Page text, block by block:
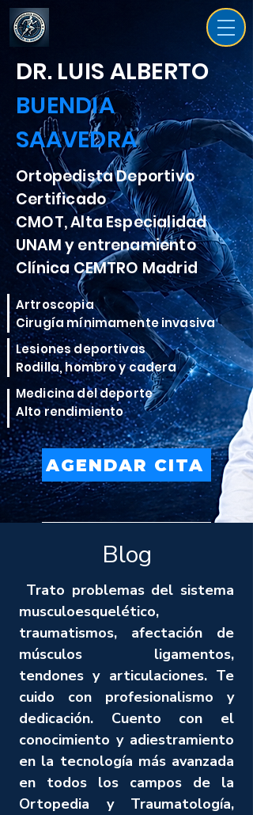
DR. LUIS ALBERTO
BUENDIA
SAAVEDRA
Ortopedista Deportivo
Certificado
CMOT, Alta Especialidad
UNAM y entrenamiento
Clínica CEMTRO Madrid
Artroscopia
Cirugía mínimamente invasiva
Lesiones deportivas
Rodilla, hombro y cadera
Medicina del deporte
Alto rendimiento
AGENDAR CITA
Blog
Trato problemas del sistema
musculoesquelético,
traumatismos, afectación de
músculos ligamentos,
tendones y articulaciones. Te
cuido con profesionalismo y
dedicación. Cuento con el
conocimiento y adiestramiento
en la tecnología más avanzada
en todos los campos de la
Ortopedia y Traumatología,